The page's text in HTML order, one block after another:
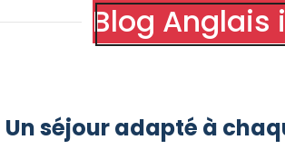
Blog Anglais
Un séjour adapté à